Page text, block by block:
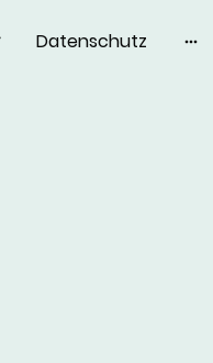
Datenschutz